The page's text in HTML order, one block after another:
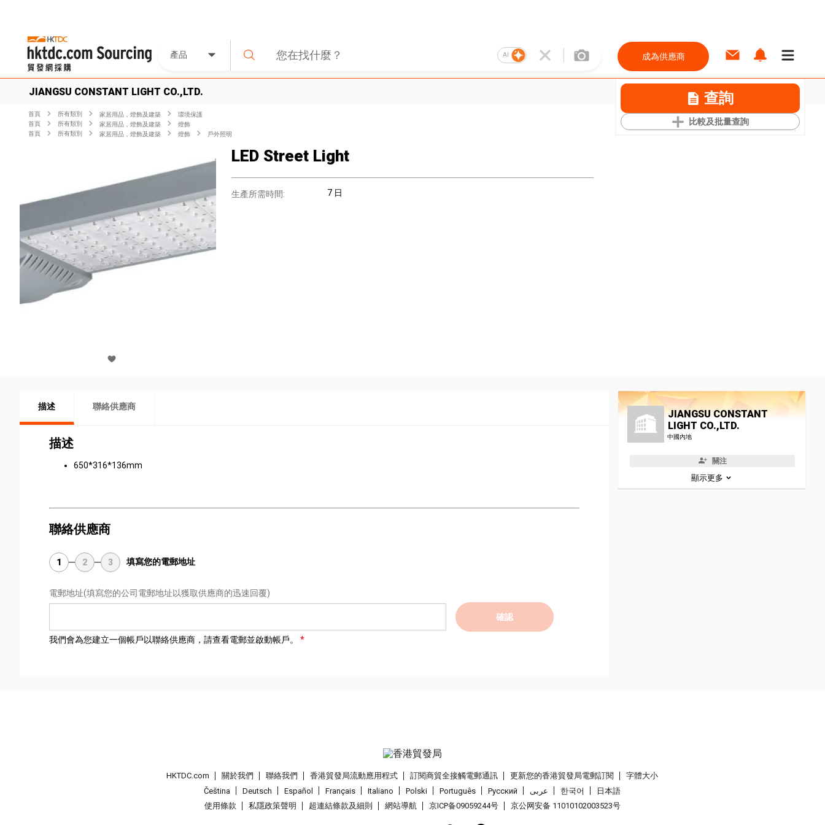
產品 AI 成為供應商
JIANGSU CONSTANT LIGHT CO.,LTD. 查詢
比較及批量查詢
首頁 所有類別 家居用品，燈飾及建築
環境保護
首頁
所有類別 家居用品，燈飾及建築
燈飾
首頁
所有類別 家居用品，燈飾及建築 燈飾 戶外照明
LED Street Light
生產所需時間: 7 日
描述 聯絡供應商
描述
650*316*136mm
聯絡供應商
1 2 3 填寫您的電郵地址
電郵地址(填寫您的公司電郵地址以獲取供應商的迅速回覆)
確認
我們會為您建立一個帳戶以聯絡供應商，請查看電郵並啟動帳戶。
JIANGSU CONSTANT
LIGHT CO.,LTD.
中國內地
關注
顯示更多
HKTDC.com 關於我們 聯絡我們 香港貿發局流動應用程式 訂閱商貿全接觸電郵通訊 更新您的香港貿發局電郵訂閱
字體大小
Čeština
Deutsch Español Français Italiano Polski Português Pусский عربى 한국어
日本語
使用條款
私隱政策聲明 超連結條款及細則 網站導航 京ICP备09059244号 京公网安备 11010102003523号